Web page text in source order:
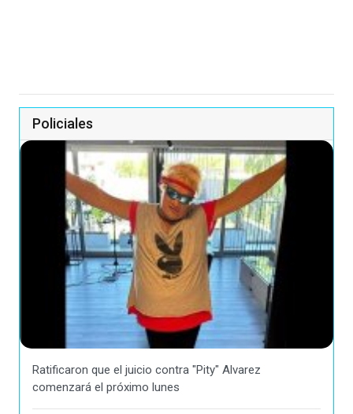
Policiales
Ratificaron que el juicio contra "Pity" Alvarez
comenzará el próximo lunes